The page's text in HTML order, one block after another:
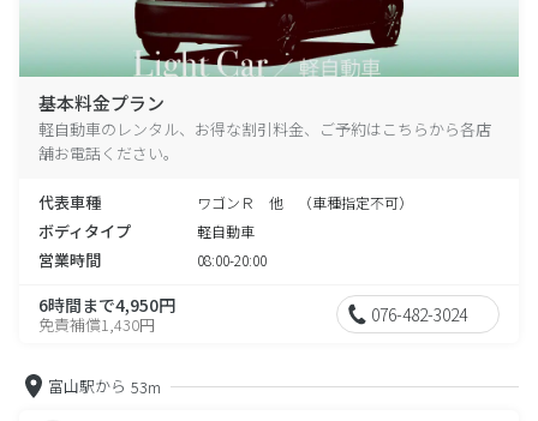
基本料金プラン
軽自動車のレンタル、お得な割引料金、ご予約はこちらから各店
舗お電話ください。
代表車種 ワゴンＲ 他 （車種指定不可）
ボディタイプ 軽自動車
営業時間 08:00-20:00
6時間まで4,950円
免責補償1,430円 076-482-3024
富山駅から 53m